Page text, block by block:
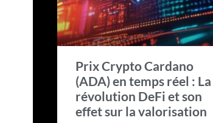
Prix Crypto Cardano
(ADA) en temps réel : La
révolution DeFi et son
effet sur la valorisation